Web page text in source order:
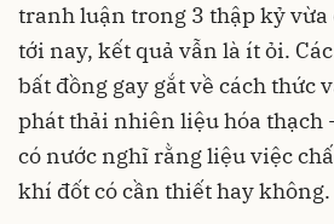
tranh luận trong 3 thập kỷ vừa
tới nay, kết quả vẫn là ít ỏi.
bất đồng gay gắt về cách thức
phát thải nhiên liệu hóa thạch
có nước nghĩ rằng liệu việc
khí đốt có cần thiết hay không.